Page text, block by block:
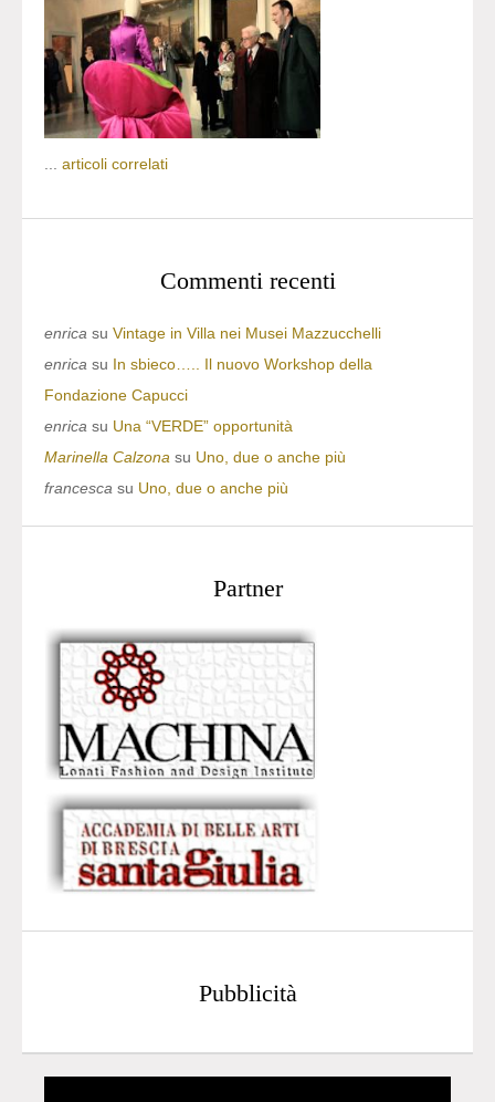
articoli correlati
Commenti recenti
enrica su Vintage in Villa nei Musei Mazzucchelli
enrica su In sbieco….. Il nuovo Workshop della
Fondazione Capucci
enrica su Una “VERDE” opportunità
Marinella Calzona su Uno, due o anche più
francesca su Uno, due o anche più
Partner
Pubblicità